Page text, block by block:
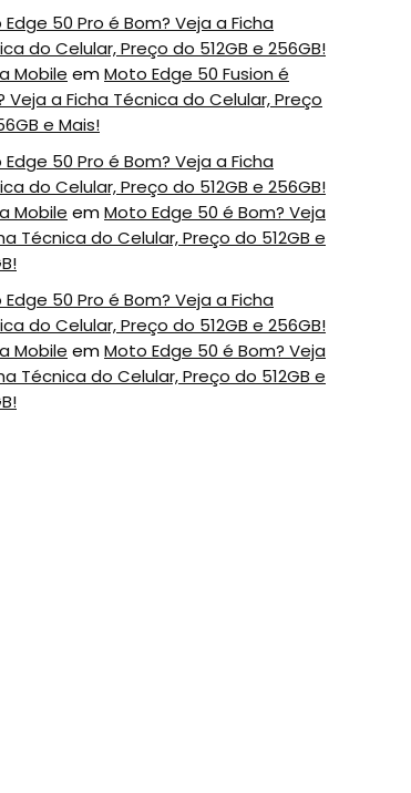
5
Notebook
6
Notebook Dell
XPS 13 Plus
50 Pro é Bom? Veja a Ficha
do Celular, Preço do 512GB e 256GB!
Mobile emMoto Edge 50 Fusion é
Veja a Ficha Técnica do Celular, Preço
e Mais!
50 Pro é Bom? Veja a Ficha
do Celular, Preço do 512GB e 256GB!
Mobile emMoto Edge 50 é Bom? Veja
Técnica do Celular, Preço do 512GB e
50 Pro é Bom? Veja a Ficha
do Celular, Preço do 512GB e 256GB!
Mobile emMoto Edge 50 é Bom? Veja
Técnica do Celular, Preço do 512GB e